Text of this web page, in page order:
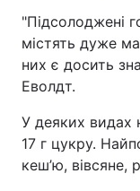
"Підсолоджені
містять дуже
них є досить
Еволдт.
У деяких видах
17 г цукру.
кеш’ю, вівсяне,